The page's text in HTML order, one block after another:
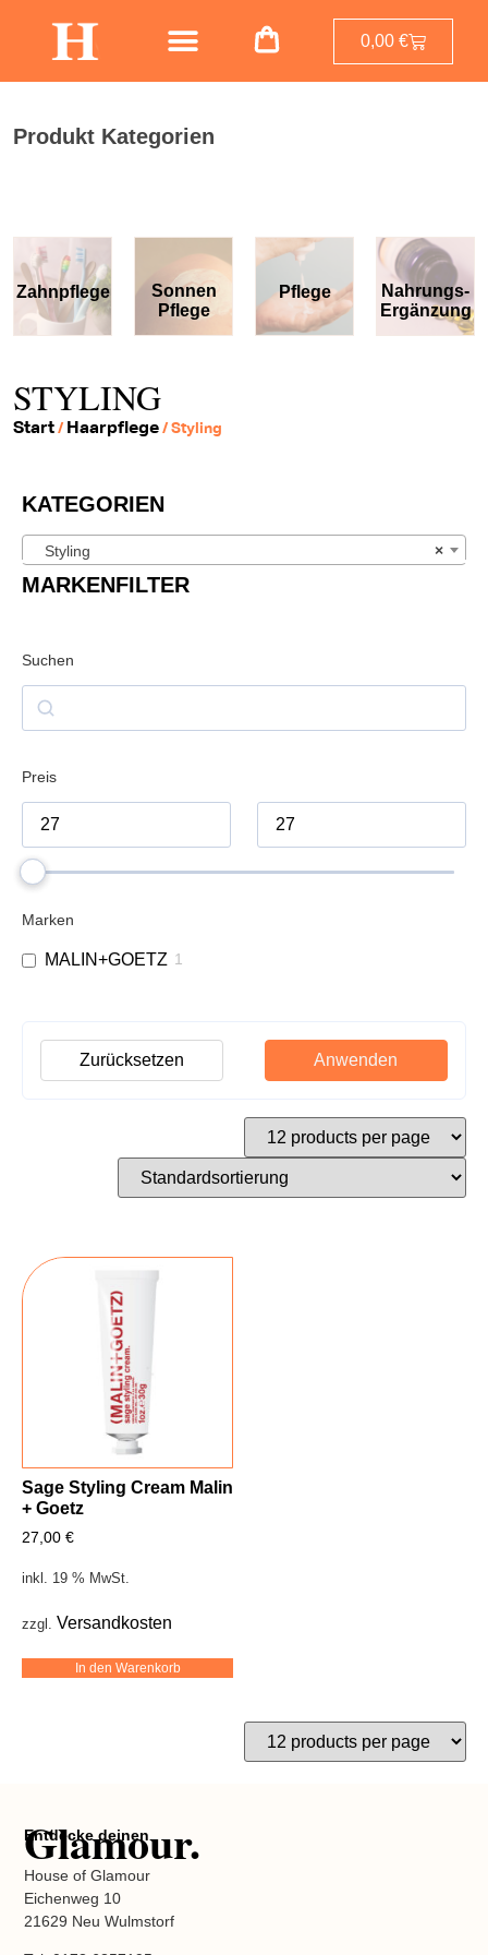
0,00€
Produkt Kategorien
Zahnpflege
Sonnen
Pflege
Pflege
Nahrungs-
Ergänzung
STYLING
Start/ Haarpflege/ Styling
KATEGORIEN
×
Styling
MARKENFILTER
Suchen
Preis
Marken
MALIN+GOETZ 1
Anwenden
Zurücksetzen
Sage Styling Cream Malin
+ Goetz
27,00 €
inkl. 19 % MwSt.
zzgl. Versandkosten
In den Warenkorb
Entdecke deinen
Glamour.
House of Glamour
Eichenweg 10
21629 Neu Wulmstorf